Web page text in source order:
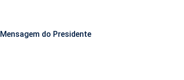
Mensagem do Presidente